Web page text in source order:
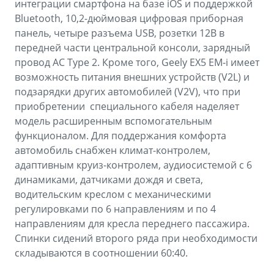
интеграции смартфона на базе iOS и поддержкой
Bluetooth, 10,2-дюймовая цифровая приборная
панель, четыре разъема USB, розетки 12В в
передней части центральной консоли, зарядный
провод AC Type 2. Кроме того, Geely EX5 EM-i имеет
возможность питания внешних устройств (V2L) и
подзарядки других автомобилей (V2V), что при
приобретении специального кабеля наделяет
модель расширенным вспомогательным
функционалом. Для поддержания комфорта
автомобиль снабжен климат-контролем,
адаптивным круиз-контролем, аудиосистемой с 6
динамиками, датчиками дождя и света,
водительским креслом с механическими
регулировками по 6 направлениям и по 4
направлениям для кресла переднего пассажира.
Спинки сидений второго ряда при необходимости
складываются в соотношении 60:40.